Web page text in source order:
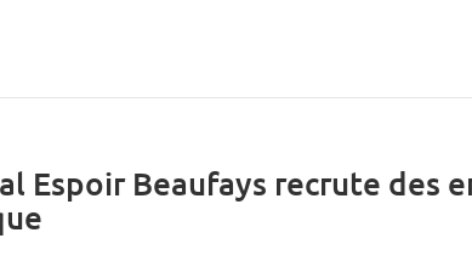
Espoir Beaufays recrute des